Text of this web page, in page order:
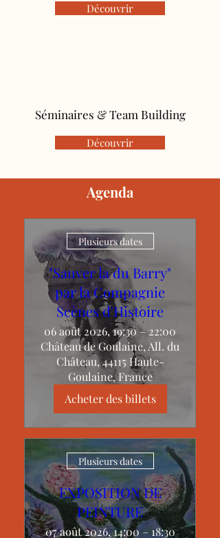
Découvrir
Séminaires & Team Building
Découvrir
Agenda
Plusieurs dates
"Sauver la du Barry"
par la Compagnie
Scènes d'Histoire
06 août 2026, 19:30 – 22:00
Château de Goulaine, All. du
Château, 44115 Haute-
Goulaine, France
Acheter des billets
Plusieurs dates
EXPOSITION DE
PEINTURE
07 août 2026, 14:00 – 18:30